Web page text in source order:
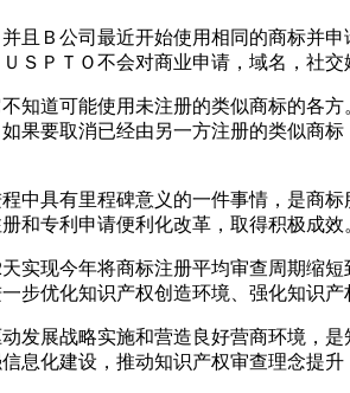
且Ｂ公司最近开始使用相同的商标并
ＰＴＯ不会对商业申请，域名，社交
知道可能使用未注册的类似商标的各
果要取消已经由另一方注册的类似商
中具有里程碑意义的一件事情，是商
和专利申请便利化改革，取得积极成效
实现今年将商标注册平均审查周期缩
步优化知识产权创造环境、强化知识
发展战略实施和营造良好营商环境，
息化建设，推动知识产权审查理念提